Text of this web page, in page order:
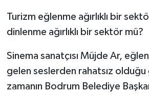
Turizm eğlenme ağırlıklı bir
dinlenme ağırlıklı bir sektör mü?
Sinema sanatçısı Müjde Ar,
gelen seslerden rahatsız
zamanın Bodrum Belediye